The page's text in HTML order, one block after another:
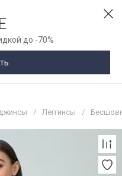
до -70%
/ Леггинсы /